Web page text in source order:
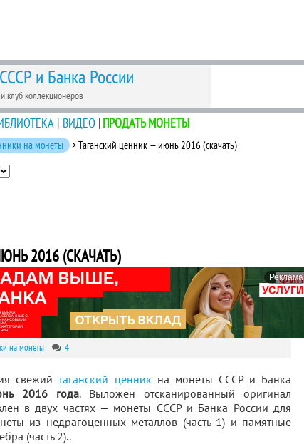
и Банка России
клуб коллекционеров
| ВИДЕО |ПРОДАТЬ МОНЕТЫ
на монеты > Таганский ценник — июнь 2016 (скачать)
2016 (СКАЧАТЬ)
Реклама
на монеты 4
свежийтаганский ценникна монеты СССР и Банка
2016 года. Выложен отсканированный оригинал
в двух частях — монеты СССР и Банка России для
из недрагоценных металлов (часть 1) и памятные
(часть 2)..